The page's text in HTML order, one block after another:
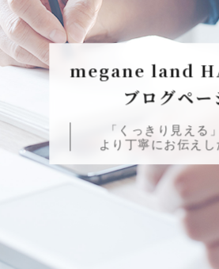
megane land
ブログペー
「くっきり見える
より丁寧にお伝えし